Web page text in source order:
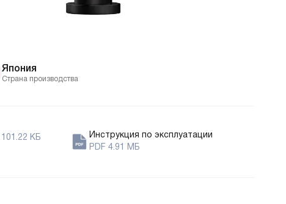
Япония
Страна производства
101.22 КБ
Инструкция по эксплуатации
PDF 4.91 МБ